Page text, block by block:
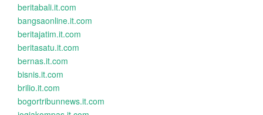
beritabali.it.com
bangsaonline.it.com
beritajatim.it.com
beritasatu.it.com
bernas.it.com
bisnis.it.com
brilio.it.com
bogortribunnews.it.com